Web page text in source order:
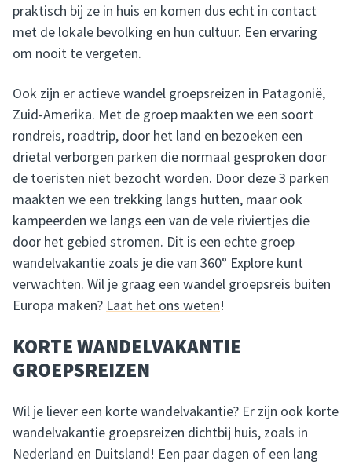
praktisch bij ze in huis en komen dus echt in contact
met de lokale bevolking en hun cultuur. Een ervaring
om nooit te vergeten.
Ook zijn er actieve wandel groepsreizen in Patagonië,
Zuid-Amerika. Met de groep maakten we een soort
rondreis, roadtrip, door het land en bezoeken een
drietal verborgen parken die normaal gesproken door
de toeristen niet bezocht worden. Door deze 3 parken
maakten we een trekking langs hutten, maar ook
kampeerden we langs een van de vele riviertjes die
door het gebied stromen. Dit is een echte groep
wandelvakantie zoals je die van 360° Explore kunt
verwachten. Wil je graag een wandel groepsreis buiten
Europa maken? Laat het ons weten!
KORTE WANDELVAKANTIE
GROEPSREIZEN
Wil je liever een korte wandelvakantie? Er zijn ook korte
wandelvakantie groepsreizen dichtbij huis, zoals in
Nederland en Duitsland! Een paar dagen of een lang